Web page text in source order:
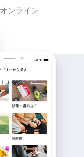
オンライン